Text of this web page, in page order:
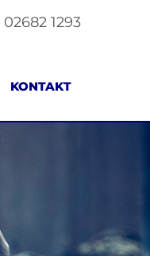
02682 1293
KONTAKT